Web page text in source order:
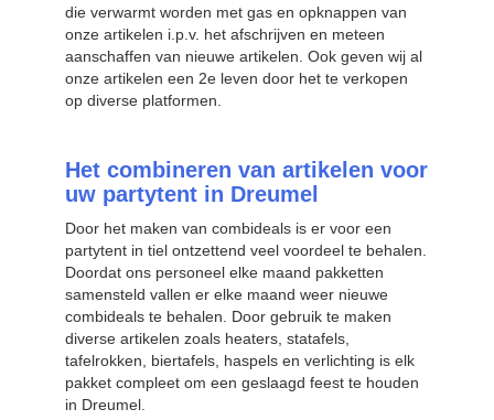
die verwarmt worden met gas en opknappen van
onze artikelen i.p.v. het afschrijven en meteen
aanschaffen van nieuwe artikelen. Ook geven wij al
onze artikelen een 2e leven door het te verkopen
op diverse platformen.
Het combineren van artikelen voor
uw partytent in Dreumel
Door het maken van combideals is er voor een
partytent in tiel ontzettend veel voordeel te behalen.
Doordat ons personeel elke maand pakketten
samensteld vallen er elke maand weer nieuwe
combideals te behalen. Door gebruik te maken
diverse artikelen zoals heaters, statafels,
tafelrokken, biertafels, haspels en verlichting is elk
pakket compleet om een geslaagd feest te houden
in Dreumel.